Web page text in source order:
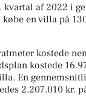
kvartal af 2022 i
købe en villa på
kostede
kostede
En
2.207.010 kr.